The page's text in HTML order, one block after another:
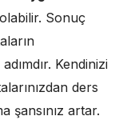
Sonuç
Kendinizi
ders
şansınız artar.